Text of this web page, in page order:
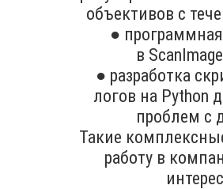
объективов с
●
в
● разработка
логов на Python
проблем с
Такие
работу в